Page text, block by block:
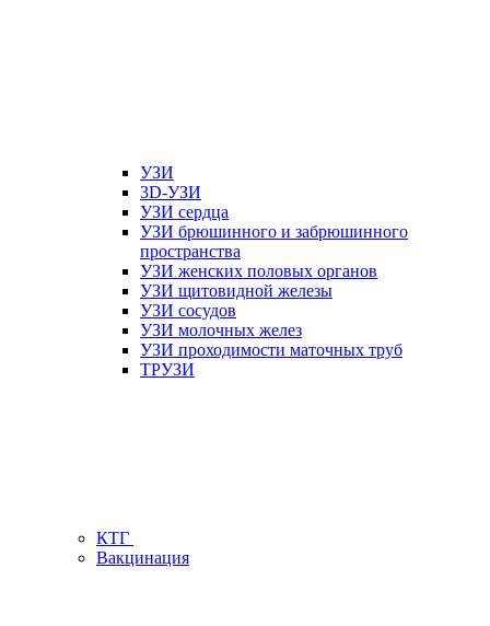
УЗИ
3D-УЗИ
УЗИ сердца
УЗИ брюшинного и забрюшинного
пространства
УЗИ женских половых органов
УЗИ щитовидной железы
УЗИ сосудов
УЗИ молочных желез
УЗИ проходимости маточных труб
ТРУЗИ
КТГ
Вакцинация